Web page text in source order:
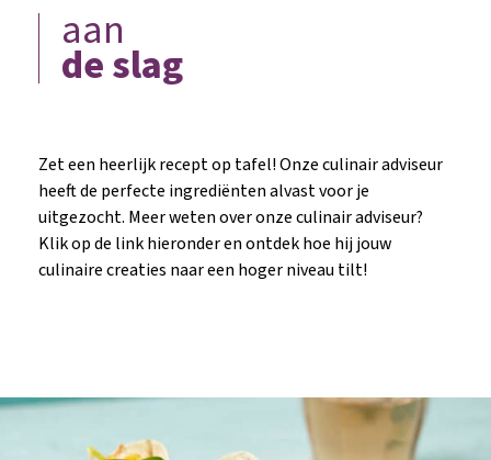
aan
de slag
Zet een heerlijk recept op tafel! Onze culinair adviseur
heeft de perfecte ingrediënten alvast voor je
uitgezocht. Meer weten over onze culinair adviseur?
Klik op de link hieronder en ontdek hoe hij jouw
culinaire creaties naar een hoger niveau tilt!